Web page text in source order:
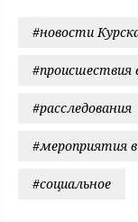
#новости
#происшествия
#расследования
#мероприятия в
#социальное